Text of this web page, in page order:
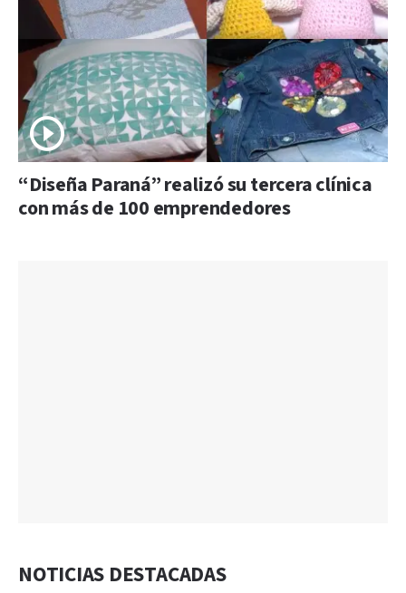
“Diseña Paraná” realizó su tercera clínica
con más de 100 emprendedores
NOTICIAS DESTACADAS